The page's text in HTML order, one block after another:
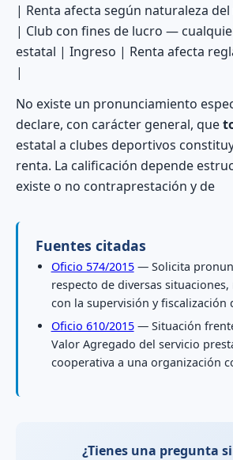
| Renta afecta según naturaleza
| Club con fines de lucro —
estatal | Ingreso | Renta afecta
|
No existe un pronunciamiento
declare, con carácter general, que
estatal a clubes deportivos
renta. La calificación depende
existe o no contraprestación y de
Fuentes citadas
Oficio 574/2015— Solicita
respecto de diversas
con la supervisión y fiscalización
Oficio 610/2015— Situación
Valor Agregado del servicio
cooperativa a una organización
¿Tienes una pregunta